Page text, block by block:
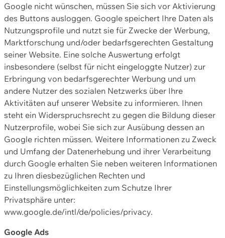
Google nicht wünschen, müssen Sie sich vor Aktivierung
des Buttons ausloggen. Google speichert Ihre Daten als
Nutzungsprofile und nutzt sie für Zwecke der Werbung,
Marktforschung und/oder bedarfsgerechten Gestaltung
seiner Website. Eine solche Auswertung erfolgt
insbesondere (selbst für nicht eingeloggte Nutzer) zur
Erbringung von bedarfsgerechter Werbung und um
andere Nutzer des sozialen Netzwerks über Ihre
Aktivitäten auf unserer Website zu informieren. Ihnen
steht ein Widerspruchsrecht zu gegen die Bildung dieser
Nutzerprofile, wobei Sie sich zur Ausübung dessen an
Google richten müssen. Weitere Informationen zu Zweck
und Umfang der Datenerhebung und ihrer Verarbeitung
durch Google erhalten Sie neben weiteren Informationen
zu Ihren diesbezüglichen Rechten und
Einstellungsmöglichkeiten zum Schutze Ihrer
Privatsphäre unter:
www.google.de/intl/de/policies/privacy.
Google Ads